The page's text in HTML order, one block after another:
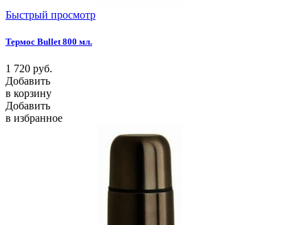
Быстрый просмотр
Термос Bullet 800 мл.
1 720 руб.
Добавить
в корзину
Добавить
в избранное